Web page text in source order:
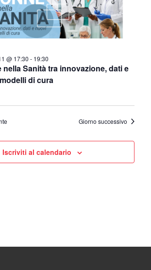
nella Sanità tra innovazione, dati e
di cura
@ 17:30 - 19:30
Giorno successivo
Iscriviti al calendario